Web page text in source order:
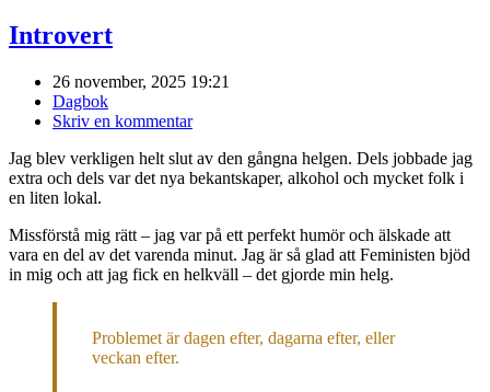
Introvert
26 november, 2025 19:21
Dagbok
Skriv en kommentar
Jag blev verkligen helt slut av den gångna helgen. Dels jobbade jag
extra och dels var det nya bekantskaper, alkohol och mycket folk i
en liten lokal.
Missförstå mig rätt – jag var på ett perfekt humör och älskade att
vara en del av det varenda minut. Jag är så glad att Feministen bjöd
in mig och att jag fick en helkväll – det gjorde min helg.
Problemet är dagen efter, dagarna efter, eller
veckan efter.